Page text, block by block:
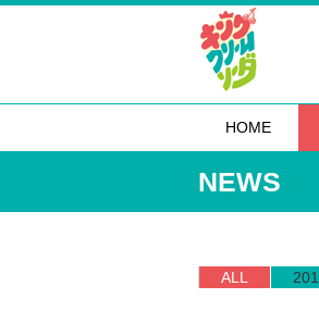
HOME
NEWS
ALL